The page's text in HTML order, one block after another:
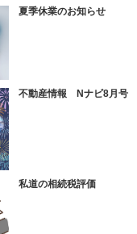
夏季休業のお知らせ
不動産情報 Nナビ8月号
私道の相続税評価